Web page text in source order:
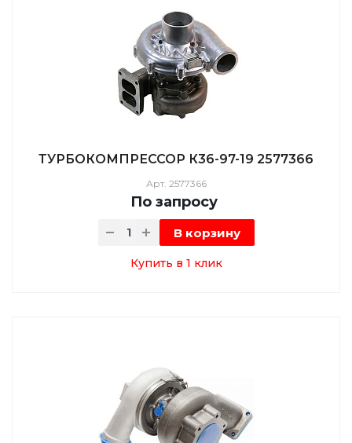
ТУРБОКОМПРЕССОР К36-97-19 2577366
Арт. 2577366
По запросу
В корзину
Купить в 1 клик